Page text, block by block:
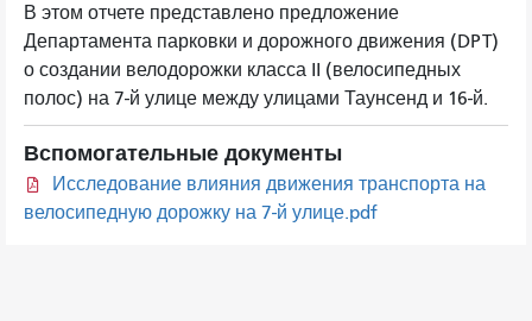
В этом отчете представлено предложение
Департамента парковки и дорожного движения (DPT)
о создании велодорожки класса II (велосипедных
полос) на 7-й улице между улицами Таунсенд и 16-й.
Вспомогательные документы
Исследование влияния движения транспорта на
велосипедную дорожку на 7-й улице.pdf